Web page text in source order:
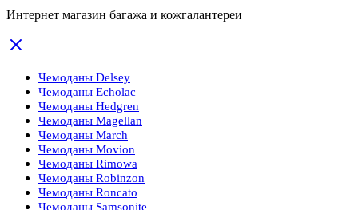
Интернет магазин багажа и кожгалантереи
Чемоданы Delsey
Чемоданы Echolac
Чемоданы Hedgren
Чемоданы Magellan
Чемоданы March
Чемоданы Movion
Чемоданы Rimowa
Чемоданы Robinzon
Чемоданы Roncato
Чемоданы Samsonite